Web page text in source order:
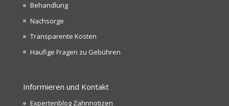
Behandlung
Nachsorge
Transparente Kosten
Häufige Fragen zu Gebühren
Informieren und Kontakt
Expertenblog Zahnnotizen